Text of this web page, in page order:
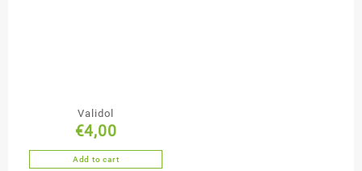
Validol
€4,00
Add to cart